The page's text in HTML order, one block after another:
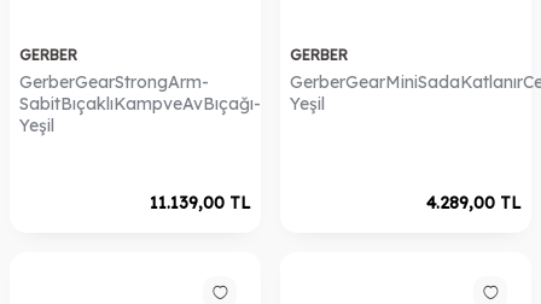
GERBER
GerberGearStrongArm-
SabitBıçaklıKampveAvBıçağı-
Yeşil
11.139,00 TL
GERBER
Yeşil
4.289,00 TL